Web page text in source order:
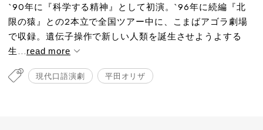
`90年に『科学する精神』として初演。`96年に続編『北
限の猿』との2本立で全国ツアー中に、こまばアゴラ劇場
で収録。遺伝子操作で新しい人類を誕生させようよする
生...read more
現代口語演劇 平田オリザ